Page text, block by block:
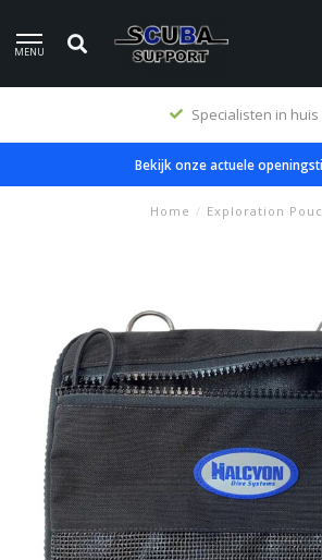
MENU
Specialisten in huis
Bekijk onze actuele
Home / Exploration